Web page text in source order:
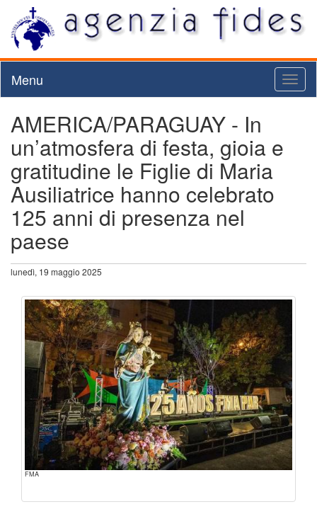
Menu
AMERICA/PARAGUAY - In
un’atmosfera di festa, gioia e
gratitudine le Figlie di Maria
Ausiliatrice hanno celebrato
125 anni di presenza nel
paese
lunedì, 19 maggio 2025
FMA